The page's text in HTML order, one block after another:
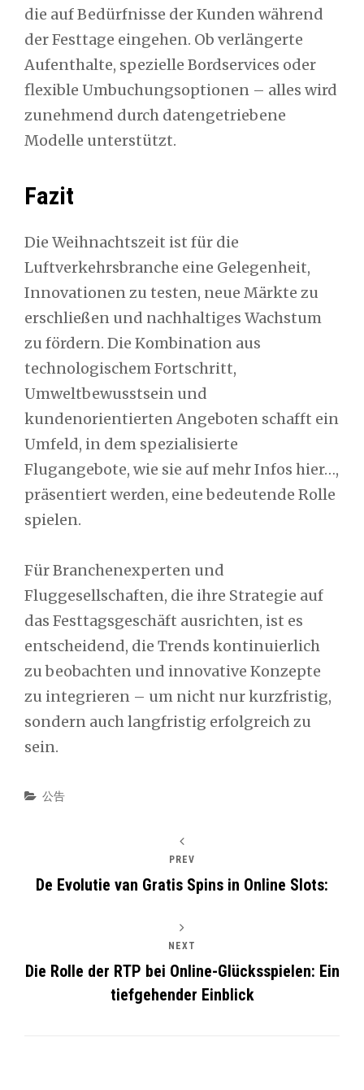
die auf Bedürfnisse der Kunden während
der Festtage eingehen. Ob verlängerte
Aufenthalte, spezielle Bordservices oder
flexible Umbuchungsoptionen – alles wird
zunehmend durch datengetriebene
Modelle unterstützt.
Fazit
Die Weihnachtszeit ist für die
Luftverkehrsbranche eine Gelegenheit,
Innovationen zu testen, neue Märkte zu
erschließen und nachhaltiges Wachstum
zu fördern. Die Kombination aus
technologischem Fortschritt,
Umweltbewusstsein und
kundenorientierten Angeboten schafft ein
Umfeld, in dem spezialisierte
Flugangebote, wie sie auf mehr Infos hier…,
präsentiert werden, eine bedeutende Rolle
spielen.
Für Branchenexperten und
Fluggesellschaften, die ihre Strategie auf
das Festtagsgeschäft ausrichten, ist es
entscheidend, die Trends kontinuierlich
zu beobachten und innovative Konzepte
zu integrieren – um nicht nur kurzfristig,
sondern auch langfristig erfolgreich zu
sein.
Categories
公告
PREV
De Evolutie van Gratis Spins in Online Slots:
NEXT
Die Rolle der RTP bei Online-Glücksspielen: Ein
tiefgehender Einblick